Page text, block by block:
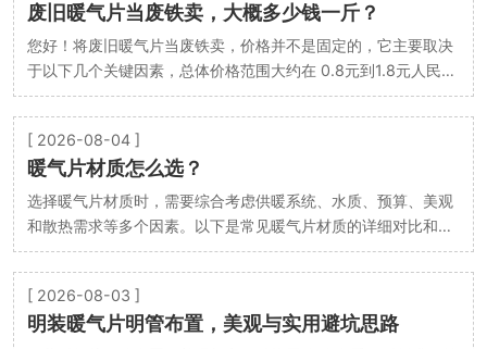
废旧暖气片当废铁卖，大概多少钱一斤？
您好！将废旧暖气片当废铁卖，价格并不是固定的，它主要取决
于以下几个关键因素，总体价格范围大约在 0.8元到1.8元人民
币/斤 之间。 以下是详细的分析和注意事项： 一、…
[ 2026-08-04 ]
暖气片材质怎么选？
选择暖气片材质时，需要综合考虑供暖系统、水质、预算、美观
和散热需求等多个因素。以下是常见暖气片材质的详细对比和选
择建议，帮助你做出合适的选择： 一、常见暖气…
[ 2026-08-03 ]
明装暖气片明管布置，美观与实用避坑思路